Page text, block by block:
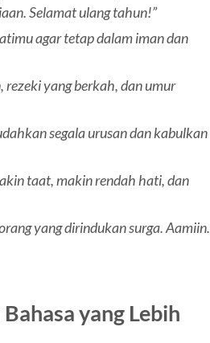
Selamat ulang tahun!”
agar tetap dalam iman dan
rezeki yang berkah, dan umur
segala urusan dan kabulkan
taat, makin rendah hati, dan
yang dirindukan surga. Aamiin.
yang Lebih